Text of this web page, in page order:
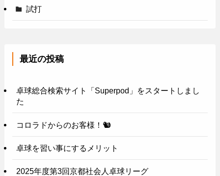
試打
最近の投稿
卓球総合検索サイト「Superpod」をスタートしまし
た
コロラドからのお客様！🐿️
卓球を習い事にするメリット
2025年度第3回京都社会人卓球リーグ